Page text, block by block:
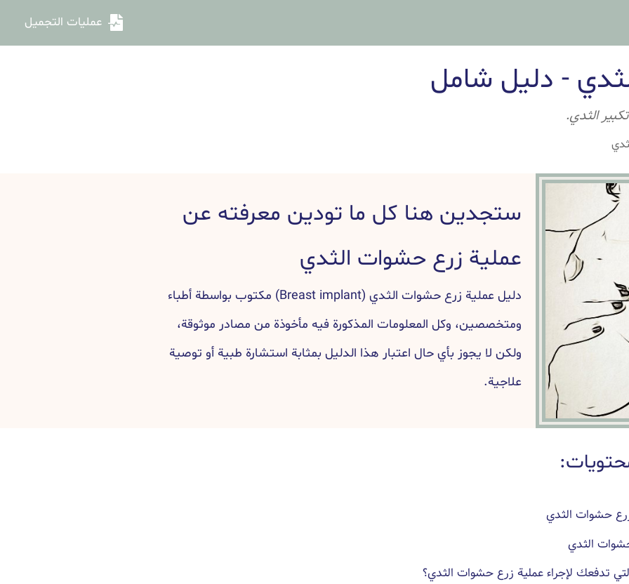
عمليات التجميل
- دليل شامل
الثدي.
ستجدين هنا كل ما تودين معرفته عن
عملية زرع حشوات الثدي
دليل عملية زرع حشوات الثدي (Breast implant) مكتوب بواسطة أطباء
ومتخصصين، وكل المعلومات المذكورة فيه مأخوذة من مصادر موثوقة،
ولكن لا يجوز بأي حال اعتبار هذا الدليل بمثابة استشارة طبية أو توصية
علاجية.
حشوات الثدي
الثدي
تدفعك لإجراء عملية زرع حشوات الثدي؟